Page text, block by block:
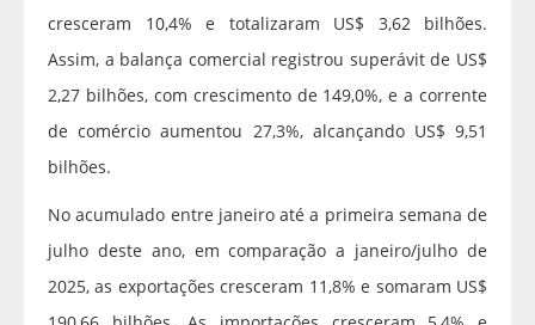
cresceram 10,4% e totalizaram US$ 3,62 bilhões.
Assim, a balança comercial registrou superávit de US$
2,27 bilhões, com crescimento de 149,0%, e a corrente
de comércio aumentou 27,3%, alcançando US$ 9,51
bilhões.
No acumulado entre janeiro até a primeira semana de
julho deste ano, em comparação a janeiro/julho de
2025, as exportações cresceram 11,8% e somaram US$